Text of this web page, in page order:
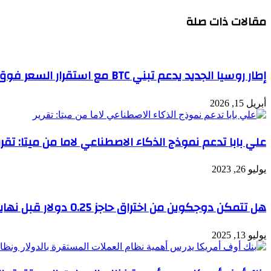
مقالات ذات صلة
إطار روسيا الجديد يدعم تبني BTC مع استقرار السعر فوق 74 ألف دولار
أبريل 15, 2026
علي بابا تدعم نموذج الذكاء الاصطناعي لاما من ميتا:
يوليو 26, 2023
هل تتمكن دوجكوين من اختراق حاجز 0.25 دولار قبل نهاية الشهر؟
يوليو 13, 2025